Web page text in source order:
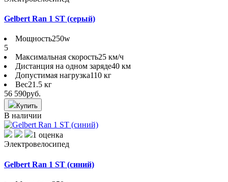
Gelbert Ran 1 ST (серый)
Мощность250w
5
Максимальная скорость25 км/ч
Дистанция на одном заряде40 км
Допустимая нагрузка110 кг
Вес21.5 кг
56 590руб.
Купить
В наличии
1 оценка
Электровелосипед
Gelbert Ran 1 ST (синий)